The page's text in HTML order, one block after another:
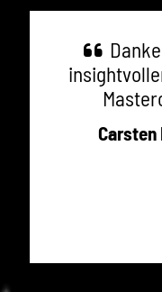
Carsten